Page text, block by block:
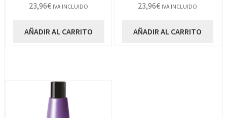
23,96€ IVA INCLUIDO
AÑADIR AL CARRITO
23,96€ IVA INCLUIDO
AÑADIR AL CARRITO